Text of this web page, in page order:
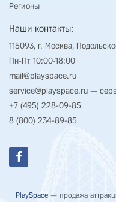
Регионы
Наши контакты:
115093, г. Москва,
Пн-Пт 10:00-18:00
mail@playspace.ru
service@playspace.ru —
+7 (495) 228-09-85
8 (800) 234-89-85
PlaySpace — продажа